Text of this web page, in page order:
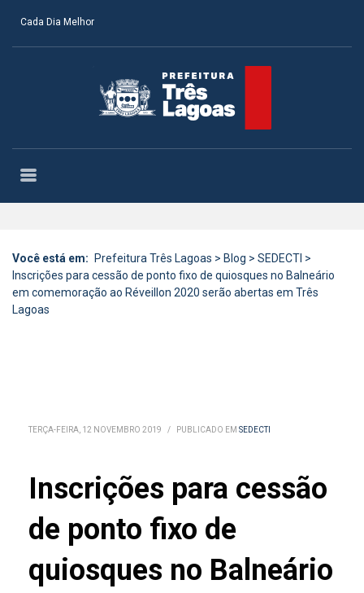
Cada Dia Melhor
Você está em: Prefeitura Três Lagoas > Blog > SEDECTI >
Inscrições para cessão de ponto fixo de quiosques no Balneário
em comemoração ao Réveillon 2020 serão abertas em Três
Lagoas
TERÇA-FEIRA, 12 NOVEMBRO 2019 / PUBLICADO EM SEDECTI
Inscrições para cessão
de ponto fixo de
quiosques no Balneário